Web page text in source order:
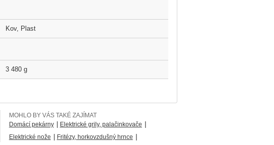
Kov, Plast
3 480 g
MOHLO BY VÁS TAKÉ ZAJÍMAT
Domácí pekárny | Elektrické grily, palačinkovače |
Elektrické nože | Fritézy, horkovzdušný hrnce |